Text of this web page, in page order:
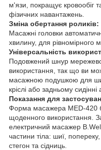
м'язи, покращує кровообіг
фізичних навантажень.
Зміна обертання роликів:
Масажні головки
хвилину, для рівномірного
Універсальність
Подовжений шнур
використання, так що ви
масажною подушкою для
кріслі або задньому сидінні
Показання для
Форма масажера MED-420
щоденного використання.
електричний масажер
частини тіла: шиї,
стегон та сідниць.